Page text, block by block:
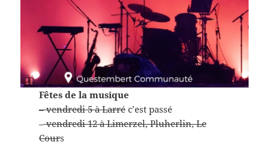
Fêtes de la musique
– vendredi 5 à Larréc’est passé
– vendredi 12 à Limerzel, Pluherlin, Le
Cours